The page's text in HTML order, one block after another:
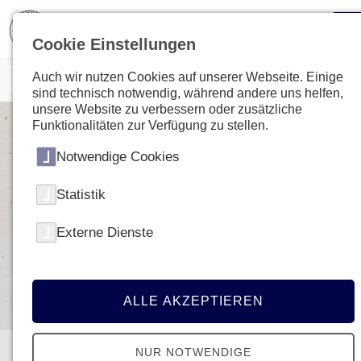
Cookie Einstellungen
Auch wir nutzen Cookies auf unserer Webseite. Einige
sind technisch notwendig, während andere uns helfen,
unsere Website zu verbessern oder zusätzliche
Funktionalitäten zur Verfügung zu stellen.
Notwendige Cookies
Statistik
Externe Dienste
ALLE AKZEPTIEREN
NUR NOTWENDIGE